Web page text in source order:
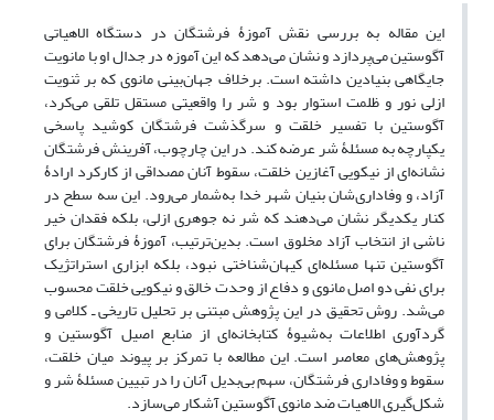
این مقاله به بررسی نقش آموزۀ فرشتگان در دستگاه الاهیاتی
آگوستین می‌پردازد و نشان می‌دهد که این آموزه در جدال او با مانویت
جایگاهی بنیادین داشته است. برخلاف جهان‌بینی مانوی که بر ثنویت
ازلی نور و ظلمت استوار بود و شر را واقعیتی مستقل تلقی می‌کرد،
آگوستین با تفسیر خلقت و سرگذشت فرشتگان کوشید پاسخی
یکپارچه به مسئلۀ شر عرضه کند. در این چارچوب، آفرینش فرشتگان
نشانه‌ای از نیکویی آغازین خلقت، سقوط آنان مصداقی از کارکرد ارادۀ
آزاد، و وفاداری‌شان بنیان شهر خدا به‌شمار می‌رود. این سه سطح در
کنار یکدیگر نشان می‌دهند که شر نه جوهری ازلی، بلکه فقدان خیر
ناشی از انتخاب آزاد مخلوق است. بدین‌ترتیب، آموزۀ فرشتگان برای
آگوستین تنها مسئله‌ای کیهان‌شناختی نبود، بلکه ابزاری استراتژیک
برای نفی دو اصل مانوی و دفاع از وحدت خالق و نیکویی خلقت محسوب
می‌شد. روش تحقیق در این پژوهش مبتنی بر تحلیل تاریخی ـ کلامی و
گردآوری اطلاعات به‌شیوۀ کتابخانه‌ای از منابع اصیل آگوستین و
پژوهش‌های معاصر است. این مطالعه با تمرکز بر پیوند میان خلقت،
سقوط و وفاداری فرشتگان، سهم بی‌بدیل آنان را در تبیین مسئلۀ شر و
شکل‌گیری الاهیات ضد مانوی آگوستین آشکار می‌سازد.